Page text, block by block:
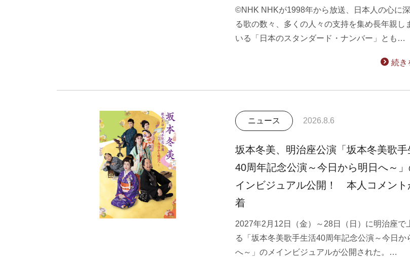
©NHK NHKが1998年から放送、日本人の心に
る歌の数々、多くの人々の支持を集め長年親し
いる「日本のスタンダード・ナンバー」とも…
続き
ニュース 2026.8.6
坂本冬美、明治座公演「坂本冬美歌手
40周年記念公演～今日から明日へ～」
インビジュアル公開！ 本人コメント
着
2027年2月12日（金）～28日（日）に明治座で
る「坂本冬美歌手生活40周年記念公演～今日か
へ～」のメインビジュアルが公開された。…